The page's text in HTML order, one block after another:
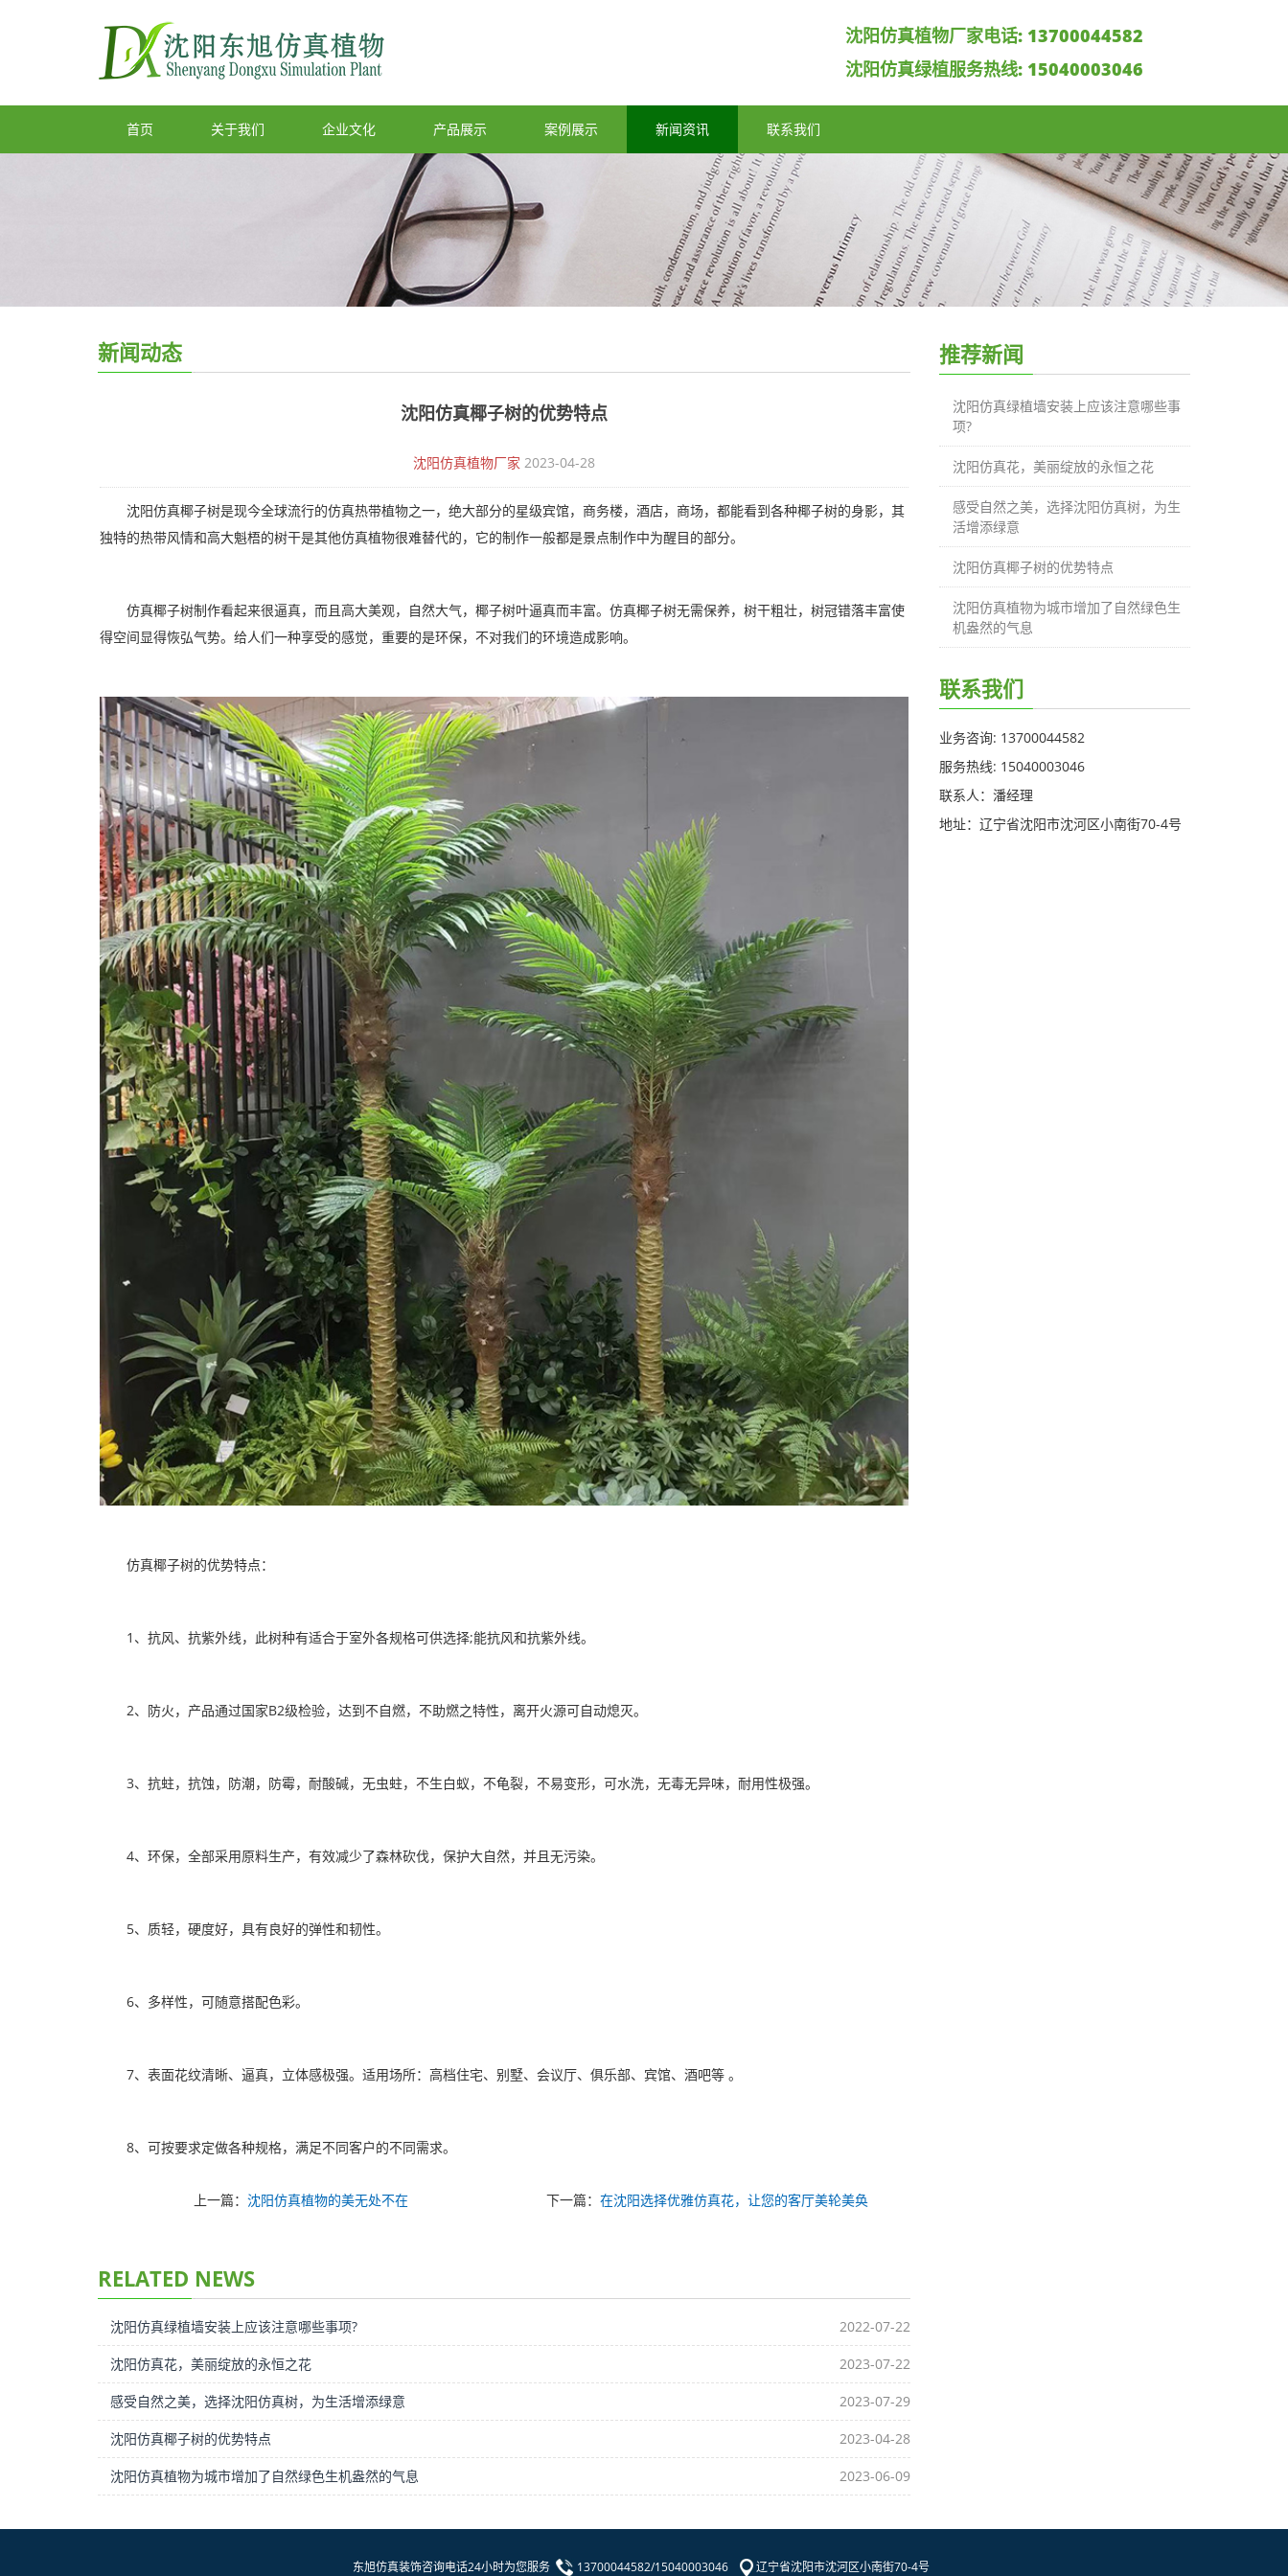
沈阳仿真植物厂家电话:
沈阳仿真绿植服务热线:
13700044582
15040003046
首页 关于我们 企业文化 产品展示 案例展示 新闻资讯 联系我们
新闻动态
沈阳仿真椰子树的优势特点
沈阳仿真植物厂家 2023-04-28
沈阳仿真椰子树是现今全球流行的仿真热带植物之一，绝大部分的星级宾馆，商务楼，酒店，商场，都能看到各种椰子树的身影，其
独特的热带风情和高大魁梧的树干是其他仿真植物很难替代的，它的制作一般都是景点制作中为醒目的部分。
仿真椰子树制作看起来很逼真，而且高大美观，自然大气，椰子树叶逼真而丰富。仿真椰子树无需保养，树干粗壮，树冠错落丰富使
得空间显得恢弘气势。给人们一种享受的感觉，重要的是环保，不对我们的环境造成影响。
仿真椰子树的优势特点：
1、抗风、抗紫外线，此树种有适合于室外各规格可供选择;能抗风和抗紫外线。
2、防火，产品通过国家B2级检验，达到不自燃，不助燃之特性，离开火源可自动熄灭。
3、抗蛀，抗蚀，防潮，防霉，耐酸碱，无虫蛀，不生白蚁，不龟裂，不易变形，可水洗，无毒无异味，耐用性极强。
4、环保，全部采用原料生产，有效减少了森林砍伐，保护大自然，并且无污染。
5、质轻，硬度好，具有良好的弹性和韧性。
6、多样性，可随意搭配色彩。
7、表面花纹清晰、逼真，立体感极强。适用场所：高档住宅、别墅、会议厅、俱乐部、宾馆、酒吧等 。
8、可按要求定做各种规格，满足不同客户的不同需求。
上一篇： 沈阳仿真植物的美无处不在 下一篇： 在沈阳选择优雅仿真花，让您的客厅美轮美奂
RELATED NEWS
沈阳仿真绿植墙安装上应该注意哪些事项? 2022-07-22
沈阳仿真花，美丽绽放的永恒之花 2023-07-22
感受自然之美，选择沈阳仿真树，为生活增添绿意 2023-07-29
沈阳仿真椰子树的优势特点 2023-04-28
沈阳仿真植物为城市增加了自然绿色生机盎然的气息 2023-06-09
推荐新闻
沈阳仿真绿植墙安装上应该注意哪些事
项?
沈阳仿真花，美丽绽放的永恒之花
感受自然之美，选择沈阳仿真树，为生
活增添绿意
沈阳仿真椰子树的优势特点
沈阳仿真植物为城市增加了自然绿色生
机盎然的气息
联系我们
业务咨询: 13700044582
服务热线: 15040003046
联系人：潘经理
地址：辽宁省沈阳市沈河区小南街70-4号
东旭仿真装饰咨询电话24小时为您服务 13700044582/15040003046 辽宁省沈阳市沈河区小南街70-4号